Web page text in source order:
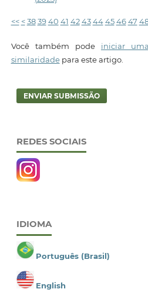
<< < 38 39 40 41 42 43 44 45 46 47
Você também pode iniciar
similaridadepara este artigo.
ENVIAR SUBMISSÃO
REDES SOCIAIS
IDIOMA
Português (Brasil)
English